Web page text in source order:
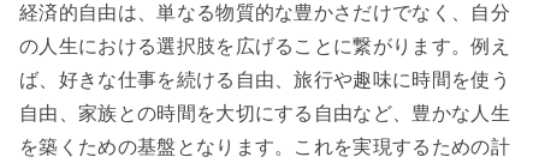
経済的自由は、単なる物質的な豊かさだけでなく、自分
の人生における選択肢を広げることに繋がります。例え
ば、好きな仕事を続ける自由、旅行や趣味に時間を使う
自由、家族との時間を大切にする自由など、豊かな人生
を築くための基盤となります。これを実現するための計